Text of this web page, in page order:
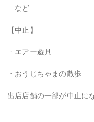
など
【中止】
・エアー遊具
・おうじちゃまの散歩
出店店舗の一部が中止に